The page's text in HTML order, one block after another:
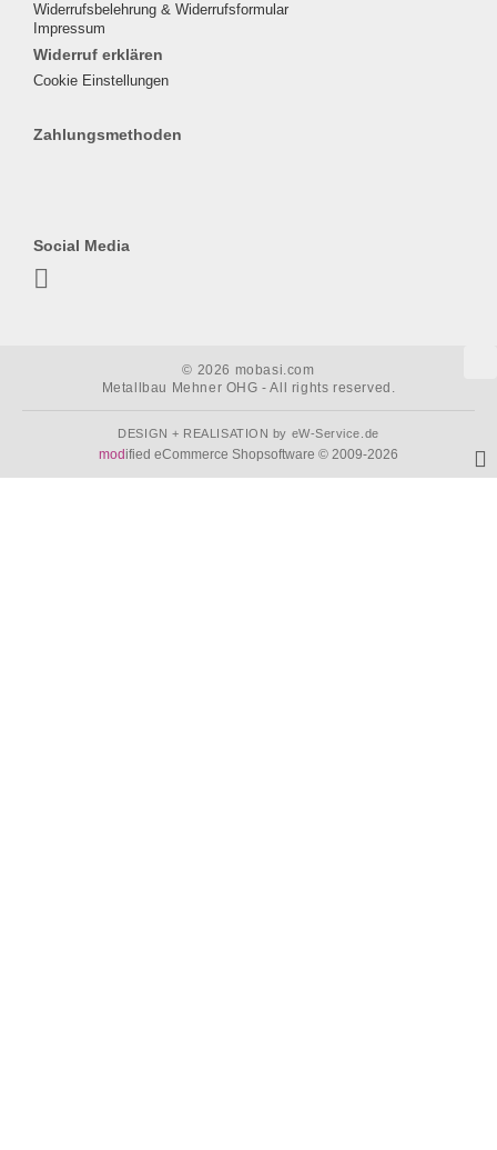
Widerrufsbelehrung & Widerrufsformular
Impressum
Widerruf erklären
Cookie Einstellungen
Zahlungsmethoden
Social Media
© 2026 mobasi.com
Metallbau Mehner OHG - All rights reserved.
DESIGN + REALISATION by eW-Service.de
modified eCommerce Shopsoftware © 2009-2026